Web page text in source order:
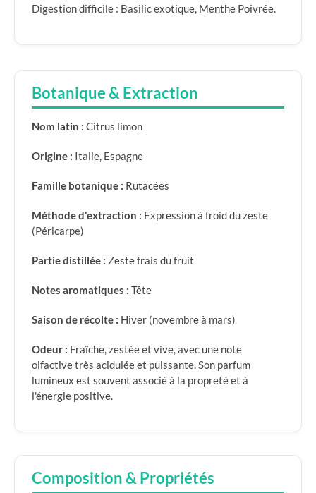
Digestion difficile : Basilic exotique, Menthe Poivrée.
Botanique & Extraction
Nom latin : Citrus limon
Origine : Italie, Espagne
Famille botanique : Rutacées
Méthode d'extraction : Expression à froid du zeste
(Péricarpe)
Partie distillée : Zeste frais du fruit
Notes aromatiques : Tête
Saison de récolte : Hiver (novembre à mars)
Odeur : Fraîche, zestée et vive, avec une note
olfactive très acidulée et puissante. Son parfum
lumineux est souvent associé à la propreté et à
l'énergie positive.
Composition & Propriétés